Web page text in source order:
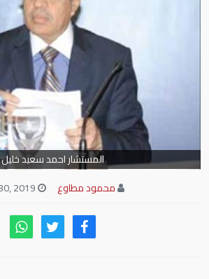
المستشار احمد سعيد خليل
محمود مطاوع